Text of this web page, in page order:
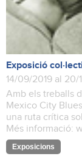
Exposició
14/09/2019 al 20/
Amb els treballs
Mexico City
una ruta crítica
Més informació:
Exposicions